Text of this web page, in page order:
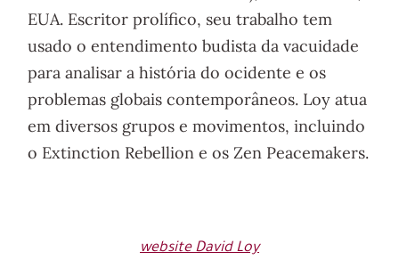
EUA. Escritor prolífico, seu trabalho tem
usado o entendimento budista da vacuidade
para analisar a história do ocidente e os
problemas globais contemporâneos. Loy atua
em diversos grupos e movimentos, incluindo
o Extinction Rebellion e os Zen Peacemakers.
website David Loy